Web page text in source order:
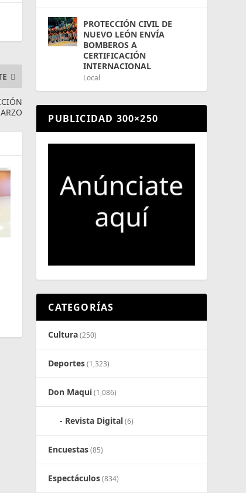
PROTECCIÓN CIVIL DE
NUEVO LEÓN ENVÍA
BOMBEROS A
CERTIFICACIÓN
INTERNACIONAL
Local
PUBLICIDAD 300×250
CATEGORÍAS
Cultura(250)
Deportes(1,323)
Don Maqui(1,086)
Revista Digital(6)
Encuestas(85)
Espectáculos(834)